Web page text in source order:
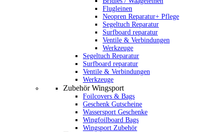
Flugleinen
Neopren Reparatur+ Pflege
Segeltuch Reparatur
Surfboard reparatur
Ventile & Verbindungen
Werkzeuge
Segeltuch Reparatur
Surfboard reparatur
Ventile & Verbindungen
Werkzeuge
Zubehör Wingsport
Foilcovers & Bags
Geschenk Gutscheine
Wassersport Geschenke
Wingfoilboard Bags
Wingsport Zubehör